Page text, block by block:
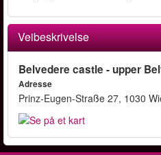
Veibeskrivelse
Belvedere castle - upper
Adresse
Prinz-Eugen-Straße 27, 1030